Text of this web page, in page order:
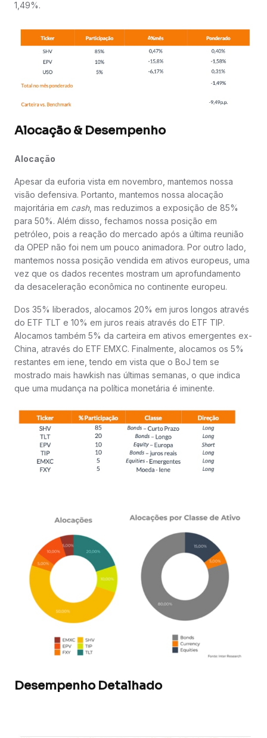
1,49%.
Alocação & Desempenho
Alocação
Apesar da euforia vista em novembro, mantemos nossa
visão defensiva. Portanto, mantemos nossa alocação
majoritária em cash, mas reduzimos a exposição de 85%
para 50%. Além disso, fechamos nossa posição em
petróleo, pois a reação do mercado após a última reunião
da OPEP não foi nem um pouco animadora. Por outro lado,
mantemos nossa posição vendida em ativos europeus, uma
vez que os dados recentes mostram um aprofundamento
da desaceleração econômica no continente europeu.
Dos 35% liberados, alocamos 20% em juros longos através
do ETF TLT e 10% em juros reais através do ETF TIP.
Alocamos também 5% da carteira em ativos emergentes ex-
China, através do ETF EMXC. Finalmente, alocamos os 5%
restantes em iene, tendo em vista que o BoJ tem se
mostrado mais hawkish nas últimas semanas, o que indica
que uma mudança na política monetária é iminente.
Desempenho Detalhado